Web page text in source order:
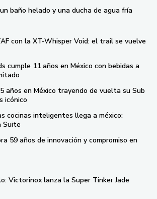
baño helado y una ducha de agua fría
con la XT-Whisper Void: el trail se vuelve
cumple 11 años en México con bebidas a
años en México trayendo de vuelta su Sub
icónico
cocinas inteligentes llega a méxico:
Suite
59 años de innovación y compromiso en
Victorinox lanza la Super Tinker Jade